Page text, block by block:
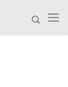
content